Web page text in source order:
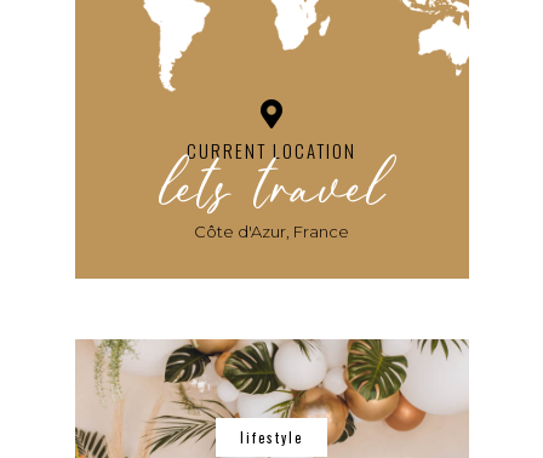
CURRENT LOCATION
lets travel
Côte d'Azur, France
lifestyle